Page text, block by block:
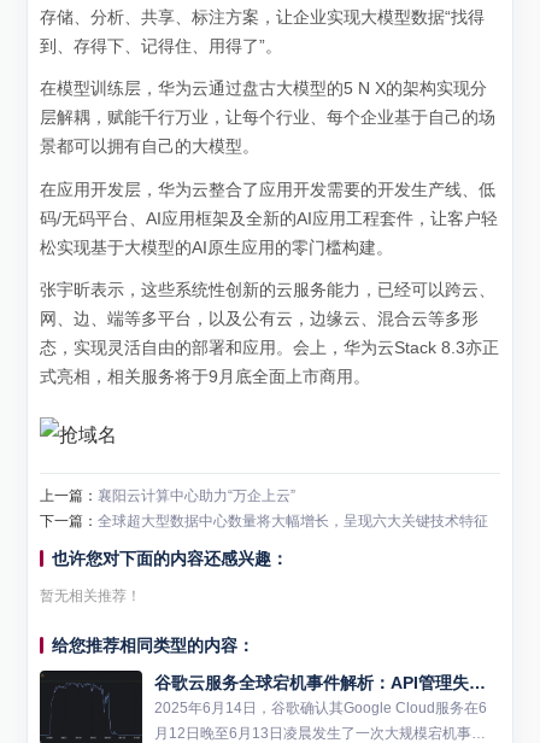
存储、分析、共享、标注方案，让企业实现大模型数据“找得
到、存得下、记得住、用得了”。
在模型训练层，华为云通过盘古大模型的5 N X的架构实现分
层解耦，赋能千行万业，让每个行业、每个企业基于自己的场
景都可以拥有自己的大模型。
在应用开发层，华为云整合了应用开发需要的开发生产线、低
码/无码平台、AI应用框架及全新的AI应用工程套件，让客户轻
松实现基于大模型的AI原生应用的零门槛构建。
张宇昕表示，这些系统性创新的云服务能力，已经可以跨云、
网、边、端等多平台，以及公有云，边缘云、混合云等多形
态，实现灵活自由的部署和应用。会上，华为云Stack 8.3亦正
式亮相，相关服务将于9月底全面上市商用。
上一篇： 襄阳云计算中心助力“万企上云”
下一篇：全球超大型数据中心数量将大幅增长，呈现六大关键技术特征
也许您对下面的内容还感兴趣：
暂无相关推荐！
给您推荐相同类型的内容：
谷歌云服务全球宕机事件解析：API管理失误导致
2025年6月14日，谷歌确认其Google Cloud服务在6
月12日晚至6月13日凌晨发生了一次大规模宕机事